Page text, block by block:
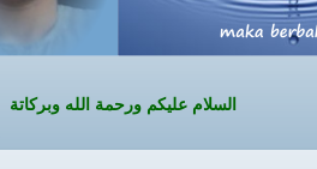
السلام عليكم ورحمة الله وبركاتة